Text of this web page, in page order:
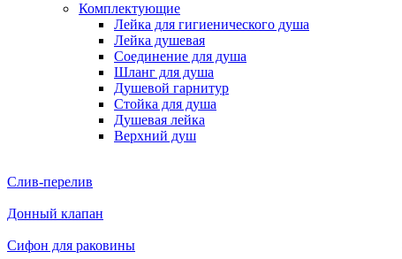
Комплектующие
Лейка для гигиенического душа
Лейка душевая
Соединение для душа
Шланг для душа
Душевой гарнитур
Стойка для душа
Душевая лейка
Верхний душ
Слив-перелив
Донный клапан
Сифон для раковины